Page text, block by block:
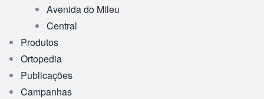
Avenida do Mileu
Central
Produtos
Ortopedia
Publicações
Campanhas